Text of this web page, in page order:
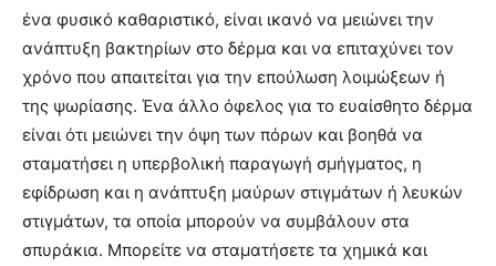
ένα φυσικό καθαριστικό, είναι ικανό να μειώνει την
ανάπτυξη βακτηρίων στο δέρμα και να επιταχύνει τον
χρόνο που απαιτείται για την επούλωση λοιμώξεων ή
της ψωρίασης. Ένα άλλο όφελος για το ευαίσθητο δέρμα
είναι ότι μειώνει την όψη των πόρων και βοηθά να
σταματήσει η υπερβολική παραγωγή σμήγματος, η
εφίδρωση και η ανάπτυξη μαύρων στιγμάτων ή λευκών
στιγμάτων, τα οποία μπορούν να συμβάλουν στα
σπυράκια. Μπορείτε να σταματήσετε τα χημικά και